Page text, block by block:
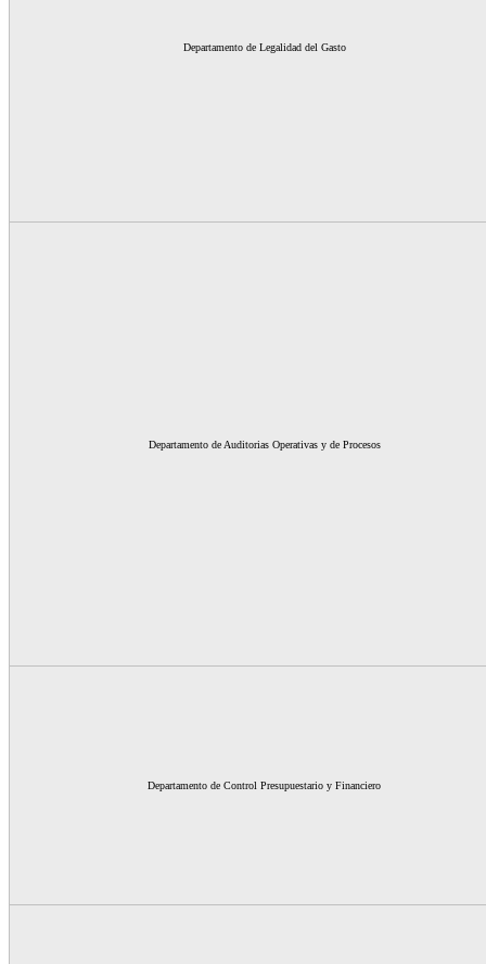
Departamento de Legalidad del Gasto
Departamento de Auditorias Operativas y de Procesos
Departamento de Control Presupuestario y Financiero